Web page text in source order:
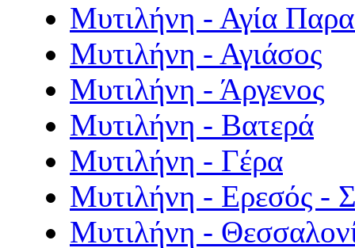
Μυτιλήνη - Αγία
Μυτιλήνη - Αγιάσος
Μυτιλήνη - Άργενος
Μυτιλήνη - Βατερά
Μυτιλήνη - Γέρα
Μυτιλήνη - Ερεσός -
Μυτιλήνη -